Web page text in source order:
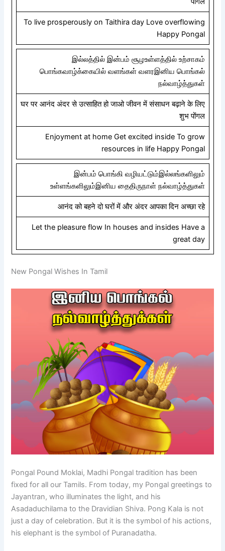
To live prosperously on Taithira day Love overflowing
Happy Pongal
இல்லத்தில் இன்பம் சூழஉள்ளத்தில் உற்சாகம்
பொங்கவாழ்க்கையில் வளங்கள் வளரஇனிய பொங்கல்
நல்வாழ்த்துகள்
घर पर आनंद अंदर से उत्साहित हो जाओ जीवन में संसाधन बढ़ाने के लिए
शुभ पोंगल
Enjoyment at home Get excited inside To grow
resources in life Happy Pongal
இன்பம் பொங்கி வழியட்டும்இல்லங்களிலும்
உள்ளங்களிலும்இனிய தைதிருநாள் நல்வாழ்த்துகள்
आनंद को बहने दो घरों में और अंदर आपका दिन अच्छा रहे
Let the pleasure flow In houses and insides Have a
great day
New Pongal Wishes In Tamil
Pongal Pound Moklai, Madhi Pongal tradition has been
fixed for all our Tamils. From today, my Pongal greetings to
Jayantran, who illuminates the light, and his
Asadaduchilama to the Dravidian Shiva. Pong Kala is not
just a day of celebration. But it is the symbol of his actions,
his elephant is the symbol of Puranadatha.